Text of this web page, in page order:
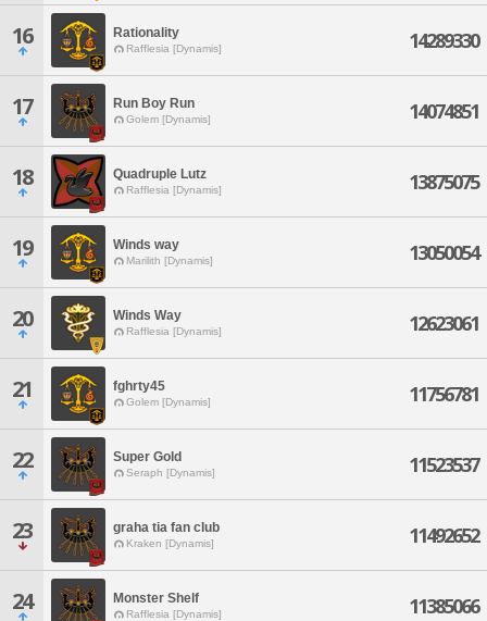
16 Rationality
Rafflesia [Dynamis] 14289330
17 Run Boy Run
Golem [Dynamis] 14074851
18 Quadruple Lutz
Rafflesia [Dynamis] 13875075
19 Winds way
Marilith [Dynamis] 13050054
20 Winds Way
Rafflesia [Dynamis] 12623061
21 fghrty45
Golem [Dynamis] 11756781
22 Super Gold
Seraph [Dynamis] 11523537
23 graha tia fan club
Kraken [Dynamis] 11492652
24 Monster Shelf
Rafflesia [Dynamis] 11385066